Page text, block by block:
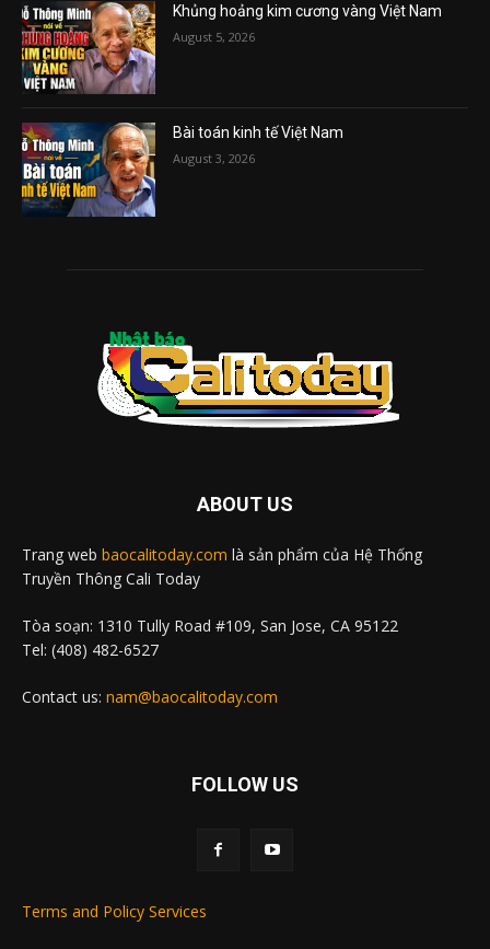
Khủng hoảng kim cương vàng Việt Nam
August 5, 2026
Bài toán kinh tế Việt Nam
August 3, 2026
ABOUT US
Trang web baocalitoday.com là sản phẩm của Hệ Thống
Truyền Thông Cali Today
Tòa soạn: 1310 Tully Road #109, San Jose, CA 95122
Tel: (408) 482-6527
Contact us: nam@baocalitoday.com
FOLLOW US
Terms and Policy Services